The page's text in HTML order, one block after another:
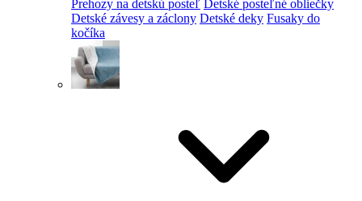
Prehozy na detskú posteľ Detské posteľné obliečky
Detské závesy a záclony Detské deky Fusaky do
kočíka